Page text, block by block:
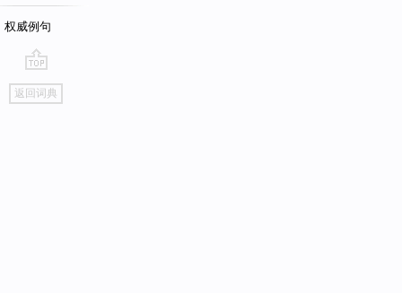
权威例句
go
top
返回词典